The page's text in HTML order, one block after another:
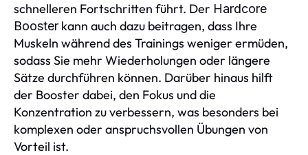
schnelleren Fortschritten führt. Der Hardcore
Booster kann auch dazu beitragen, dass Ihre
Muskeln während des Trainings weniger ermüden,
sodass Sie mehr Wiederholungen oder längere
Sätze durchführen können. Darüber hinaus hilft
der Booster dabei, den Fokus und die
Konzentration zu verbessern, was besonders bei
komplexen oder anspruchsvollen Übungen von
Vorteil ist.